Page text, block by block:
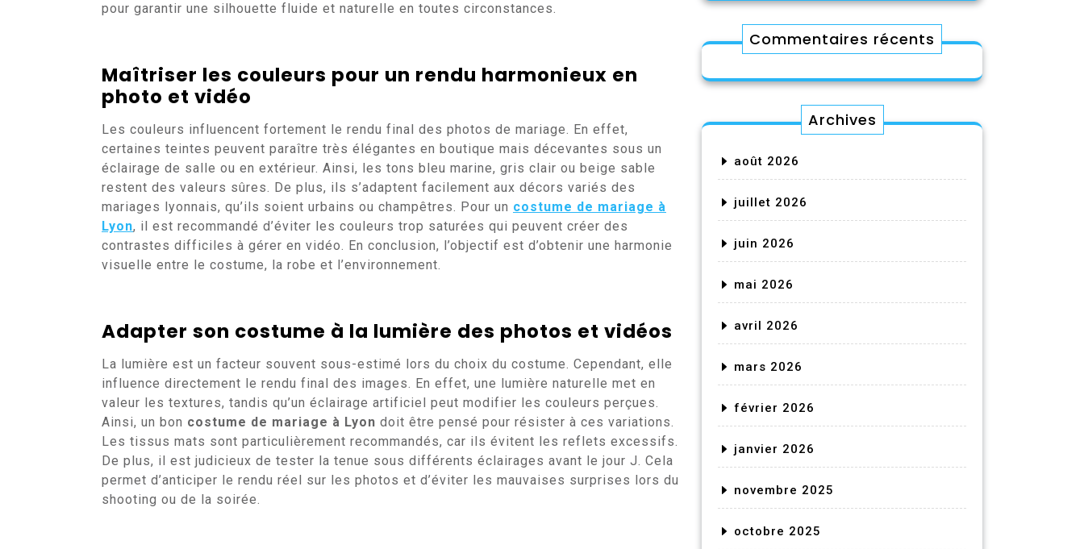
pour garantir une silhouette fluide et naturelle en toutes circonstances.
Maîtriser les couleurs pour un rendu harmonieux en
photo et vidéo
Les couleurs influencent fortement le rendu final des photos de mariage. En effet,
certaines teintes peuvent paraître très élégantes en boutique mais décevantes sous un
éclairage de salle ou en extérieur. Ainsi, les tons bleu marine, gris clair ou beige sable
restent des valeurs sûres. De plus, ils s’adaptent facilement aux décors variés des
mariages lyonnais, qu’ils soient urbains ou champêtres. Pour un costume de mariage à
Lyon, il est recommandé d’éviter les couleurs trop saturées qui peuvent créer des
contrastes difficiles à gérer en vidéo. En conclusion, l’objectif est d’obtenir une harmonie
visuelle entre le costume, la robe et l’environnement.
Adapter son costume à la lumière des photos et vidéos
La lumière est un facteur souvent sous-estimé lors du choix du costume. Cependant, elle
influence directement le rendu final des images. En effet, une lumière naturelle met en
valeur les textures, tandis qu’un éclairage artificiel peut modifier les couleurs perçues.
Ainsi, un bon costume de mariage à Lyon doit être pensé pour résister à ces variations.
Les tissus mats sont particulièrement recommandés, car ils évitent les reflets excessifs.
De plus, il est judicieux de tester la tenue sous différents éclairages avant le jour J. Cela
permet d’anticiper le rendu réel sur les photos et d’éviter les mauvaises surprises lors du
shooting ou de la soirée.
Commentaires récents
Archives
août 2026
juillet 2026
juin 2026
mai 2026
avril 2026
mars 2026
février 2026
janvier 2026
novembre 2025
octobre 2025